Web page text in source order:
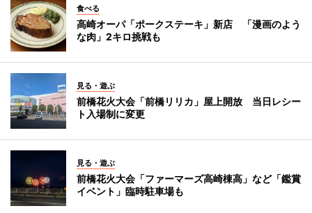
食べる
高崎オーパ「ポークステーキ」新店 「漫画のよう
な肉」2キロ挑戦も
見る・遊ぶ
前橋花火大会「前橋リリカ」屋上開放 当日レシー
ト入場制に変更
見る・遊ぶ
前橋花火大会「ファーマーズ高崎棟高」など「鑑賞
イベント」臨時駐車場も